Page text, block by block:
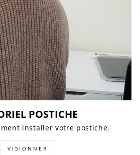
POSTICHE
installer votre postiche.
VISIONNER